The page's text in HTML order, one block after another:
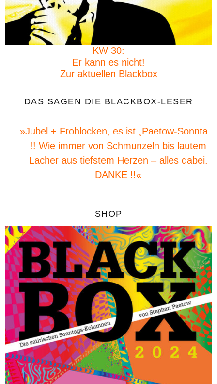
KW 30:
Er kann es nicht!
Zur aktuellen Blackbox
DAS SAGEN DIE BLACKBOX-LESER
»Jubel + Frohlocken, es ist „Paetow-Sonntag“
!! Wie immer von Schmunzeln bis lautem
Lacher aus tiefstem Herzen – alles dabei.
DANKE !!«
SHOP